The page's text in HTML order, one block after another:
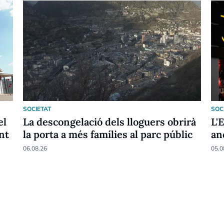
SOCIETAT
La descongelació dels lloguers obrirà
la porta a més famílies al parc públic
06.08.26